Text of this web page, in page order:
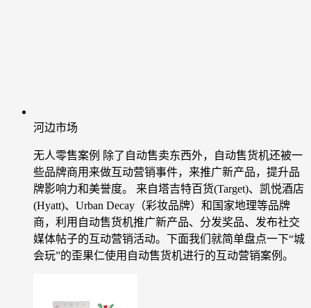
河边市场
无人零售案例 除了自动售卖东西外，自动售货机还被一
些品牌商用来做互动营销事件，来推广新产品，提升品
牌影响力和美誉度。 来自塔吉特百货(Target)、凯悦酒店
(Hyatt)、Urban Decay（彩妆品牌）和国家地理等品牌
商，利用自动售货机推广新产品、分发奖品、发布社交
媒体帖子的互动营销活动。下面我们就简单盘点一下“城
会玩”的歪果仁使用自动售货机进行的互动营销案例。